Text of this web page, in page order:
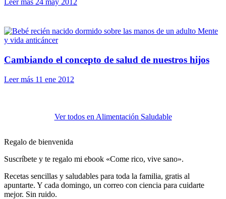
Leer más 24 may 2012
Mente
y vida anticáncer
Cambiando el concepto de salud de nuestros hijos
Leer más 11 ene 2012
Ver todos en Alimentación Saludable
Regalo de bienvenida
Suscríbete y te regalo mi ebook «Come rico, vive sano».
Recetas sencillas y saludables para toda la familia, gratis al
apuntarte. Y cada domingo, un correo con ciencia para cuidarte
mejor. Sin ruido.